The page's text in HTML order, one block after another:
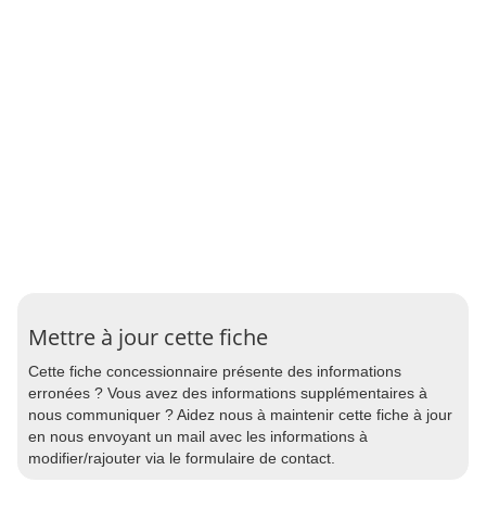
Mettre à jour cette fiche
Cette fiche concessionnaire présente des informations
erronées ? Vous avez des informations supplémentaires à
nous communiquer ? Aidez nous à maintenir cette fiche à jour
en nous envoyant un mail avec les informations à
modifier/rajouter via le formulaire de contact.